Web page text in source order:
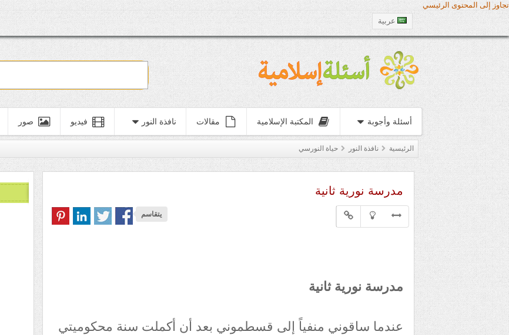
تجاوز إلى المحتوى الرئيسي
عربية
أسئلة وأجوبة المكتبة الإسلامية مقالات نافذة النور فيديو صور
الرئيسية نافذة النور حياة النورسي
مدرسة نورية ثانية
يتقاسم
مدرسة نورية ثانية
عندما ساقوني منفياً إلى قسطموني بعد أن أكملت سنة محكوميتي